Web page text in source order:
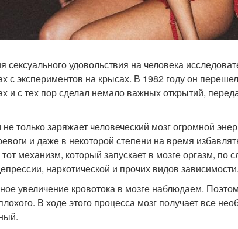
удовольствия на человека
с экспериментов на крысах. В 1982 году он
и с тех пор сделал немало важных открытий,
только заряжает человеческий мозг огромной
и даже в некоторой степени на время
механизм, который запускает в мозге оргазм, по
наркотической и прочих видов зависимости.
увеличение кровотока в мозге наблюдаем.
В ходе этого процесса мозг получает все